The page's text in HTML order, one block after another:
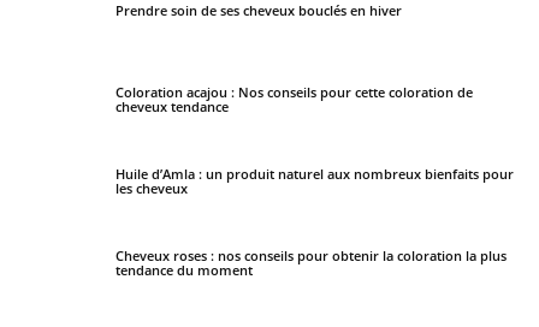
Prendre soin de ses cheveux bouclés en hiver
Coloration acajou : Nos conseils pour cette coloration de
cheveux tendance
Huile d’Amla : un produit naturel aux nombreux bienfaits pour
les cheveux
Cheveux roses : nos conseils pour obtenir la coloration la plus
tendance du moment